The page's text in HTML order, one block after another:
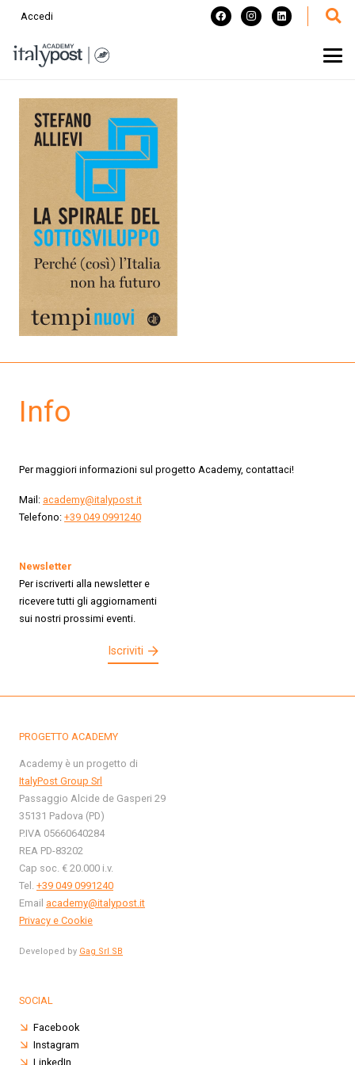
Accedi
Info
Per maggiori informazioni sul progetto Academy, contattaci!
Mail: academy@italypost.it
Telefono: +39 049 0991240
Newsletter
Per iscriverti alla newsletter e
ricevere tutti gli aggiornamenti
sui nostri prossimi eventi.
Iscriviti
PROGETTO ACADEMY
Academy è un progetto di
ItalyPost Group Srl
Passaggio Alcide de Gasperi 29
35131 Padova (PD)
P.IVA 05660640284
REA PD-83202
Cap soc. € 20.000 i.v.
Tel. +39 049 0991240
Email academy@italypost.it
Privacy e Cookie
Developed by Gag Srl SB
SOCIAL
Facebook
Instagram
LinkedIn